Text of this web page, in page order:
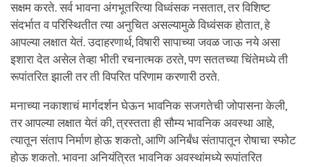
सक्षम करते. सर्व भावना अंगभूतरित्या विध्वंसक नसतात, तर विशिष्ट
संदर्भात व परिस्थितीत त्या अनुचित असल्यामुळे विध्वंसक होतात, हे
आपल्या लक्षात येतं. उदाहरणार्थ, विषारी सापाच्या जवळ जाऊ नये असा
इशारा देत असेल तेव्हा भीती रचनात्मक ठरते, पण सततच्या चिंतेमध्ये ती
रूपांतरित झाली तर ती विपरित परिणाम करणारी ठरते.
मनाच्या नकाशाचं मार्गदर्शन घेऊन भावनिक सजगतेची जोपासना केली,
तर आपल्या लक्षात येतं की, त्रस्तता ही सौम्य भावनिक अवस्था आहे,
त्यातून संताप निर्माण होऊ शकतो, आणि अनिर्बंध संतापातून रोषाचा स्फोट
होऊ शकतो. भावना अनियंत्रित भावनिक अवस्थांमध्ये रूपांतरित